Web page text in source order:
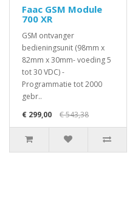
Faac GSM Module
700 XR
GSM ontvanger
bedieningsunit (98mm x
82mm x 30mm- voeding 5
tot 30 VDC) -
Programmatie tot 2000
gebr..
€ 299,00
€ 543,38